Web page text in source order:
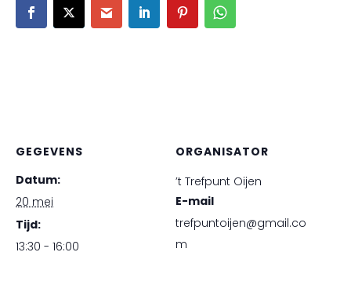
GEGEVENS
Datum:
20 mei
Tijd:
13:30 - 16:00
ORGANISATOR
’t Trefpunt Oijen
E-mail
trefpuntoijen@gmail.co
m